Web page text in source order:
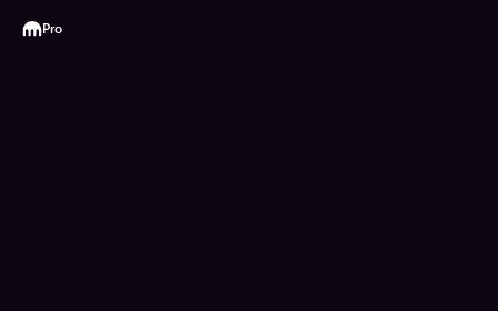
Kraken
Pro